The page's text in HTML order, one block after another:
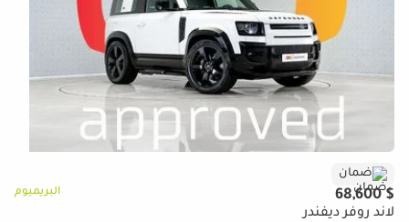
ضمان
$ 68,600 البريميوم
لاند روفر ديفندر